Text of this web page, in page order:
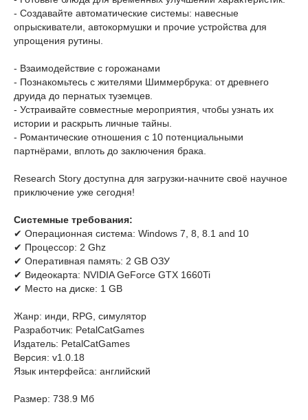
- Создавайте автоматические системы: навесные
опрыскиватели, автокормушки и прочие устройства для
упрощения рутины.
- Взаимодействие с горожанами
- Познакомьтесь с жителями Шиммербрука: от древнего
друида до пернатых туземцев.
- Устраивайте совместные мероприятия, чтобы узнать их
истории и раскрыть личные тайны.
- Романтические отношения с 10 потенциальными
партнёрами, вплоть до заключения брака.
Research Story доступна для загрузки-начните своё научное
приключение уже сегодня!
Системные требования:
✔ Операционная система: Windows 7, 8, 8.1 and 10
✔ Процессор: 2 Ghz
✔ Оперативная память: 2 GB ОЗУ
✔ Видеокарта: NVIDIA GeForce GTX 1660Ti
✔ Место на диске: 1 GB
Жанр: инди, RPG, симулятор
Разработчик: PetalCatGames
Издатель: PetalCatGames
Версия: v1.0.18
Язык интерфейса: английский
Размер: 738.9 Мб